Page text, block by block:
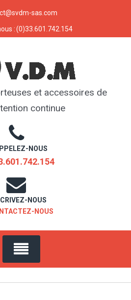
sas.com
:(0)33.601.742.154
et accessoires de
continue
NOUS
NOUS
NOUS